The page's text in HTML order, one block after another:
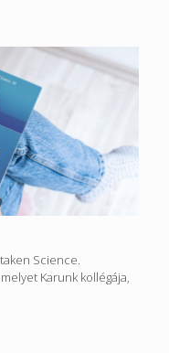
Science.
Karunk kollégája,